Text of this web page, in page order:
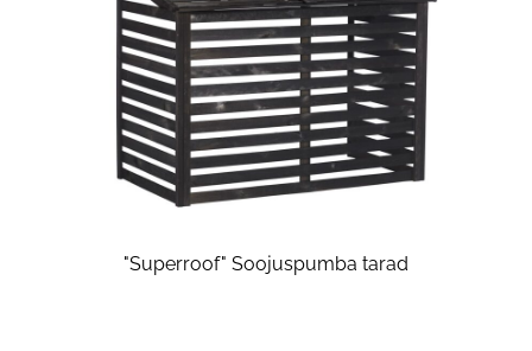
"Superroof" Soojuspumba tarad